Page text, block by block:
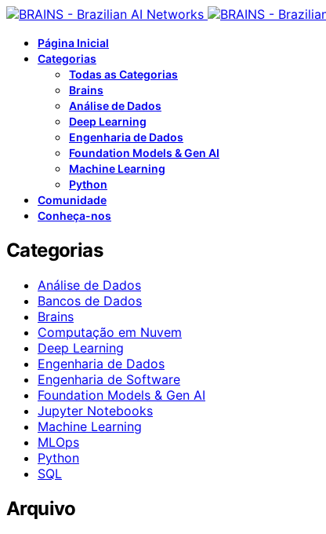
Página Inicial
Categorias
Todas as Categorias
Brains
Análise de Dados
Deep Learning
Engenharia de Dados
Foundation Models & Gen AI
Machine Learning
Python
Comunidade
Conheça-nos
Categorias
Análise de Dados
Bancos de Dados
Brains
Computação em Nuvem
Deep Learning
Engenharia de Dados
Engenharia de Software
Foundation Models & Gen AI
Jupyter Notebooks
Machine Learning
MLOps
Python
SQL
Arquivo